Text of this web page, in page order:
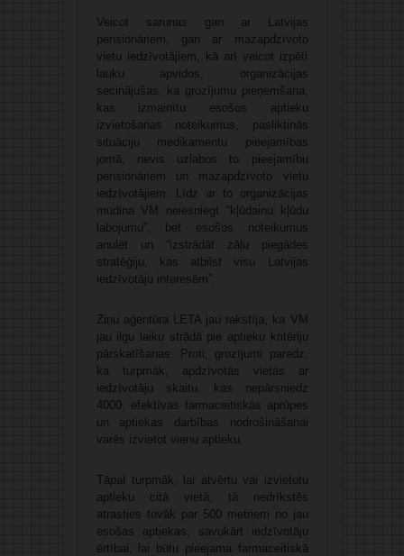
Veicot sarunas gan ar Latvijas
pensionāriem, gan ar mazapdzīvoto
vietu iedzīvotājiem, kā arī veicot izpēti
lauku apvidos, organizācijas
secinājušas, ka grozījumu pieņemšana,
kas izmainītu esošos aptieku
izvietošanas noteikumus, pasliktinās
situāciju medikamentu pieejamības
jomā, nevis uzlabos to pieejamību
pensionāriem un mazapdzīvoto vietu
iedzīvotājiem. Līdz ar to organizācijas
mudina VM neiesniegt “kļūdainu kļūdu
labojumu”, bet esošos noteikumus
anulēt un “izstrādāt zāļu piegādes
stratēģiju, kas atbilst visu Latvijas
iedzīvotāju interesēm”.
Ziņu aģentūra LETA jau rakstīja, ka VM
jau ilgu laiku strādā pie aptieku kritēriju
pārskatīšanas. Proti, grozījumi paredz,
ka turpmāk, apdzīvotās vietās ar
iedzīvotāju skaitu, kas nepārsniedz
4000, efektīvas farmaceitiskās aprūpes
un aptiekas darbības nodrošināšanai
varēs izvietot vienu aptieku.
Tāpat turpmāk, lai atvērtu vai izvietotu
aptieku citā vietā, tā nedrīkstēs
atrasties tuvāk par 500 metriem no jau
esošas aptiekas, savukārt iedzīvotāju
ērtībai, lai būtu pieejama farmaceitiskā